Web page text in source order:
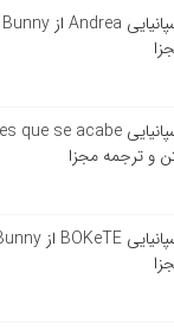
و ترجمه مجزا